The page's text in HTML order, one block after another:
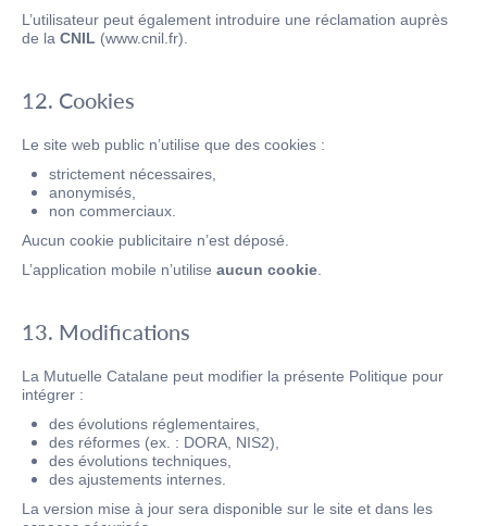
L’utilisateur peut également introduire une réclamation auprès
de la CNIL (www.cnil.fr).
12. Cookies
Le site web public n’utilise que des cookies :
strictement nécessaires,
anonymisés,
non commerciaux.
Aucun cookie publicitaire n’est déposé.
L’application mobile n’utilise aucun cookie
13. Modifications
La Mutuelle Catalane peut modifier la présente Politique pour
intégrer :
des évolutions réglementaires,
des réformes (ex. : DORA, NIS2),
des évolutions techniques,
des ajustements internes.
La version mise à jour sera disponible sur le site et dans les